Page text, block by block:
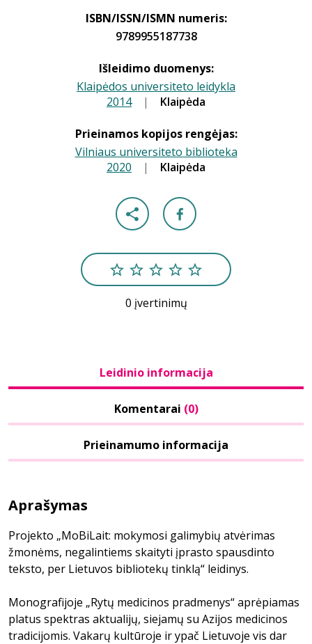
ISBN/ISSN/ISMN numeris:
9789955187738
Išleidimo duomenys:
Klaipėdos universiteto leidykla
2014 | Klaipėda
Prieinamos kopijos rengėjas:
Vilniaus universiteto biblioteka
2020 | Klaipėda
0 įvertinimų
Leidinio informacija
Komentarai (0)
Prieinamumo informacija
Aprašymas
Projekto „MoBiLait: mokymosi galimybių atvėrimas
žmonėms, negalintiems skaityti įprasto spausdinto
teksto, per Lietuvos bibliotekų tinklą“ leidinys.
Monografijoje „Rytų medicinos pradmenys“ aprėpiamas
platus spektras aktualijų, siejamų su Azijos medicinos
tradicijomis. Vakarų kultūroje ir ypač Lietuvoje vis dar